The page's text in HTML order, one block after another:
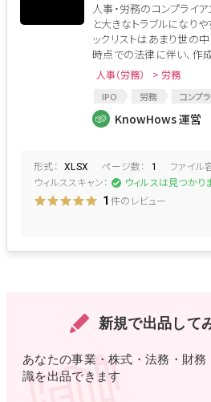
人事・労務のコンプライ
と大きなトラブルになり
ックリストはあまり世の
時点での法律に伴い、作
人事（労務） > 労務
IPO 労務 コンプ
リスク
労務管理
IPOチェックリスト
リ
労働問題
KnowHows 運営
形式： XLSX ページ数： 1 ファイル
ウィルススキャン： ウィルスは見つかり
1 件のレビュー
新規で出品して
あなたの事業・株式・法務・財
識を出品できます